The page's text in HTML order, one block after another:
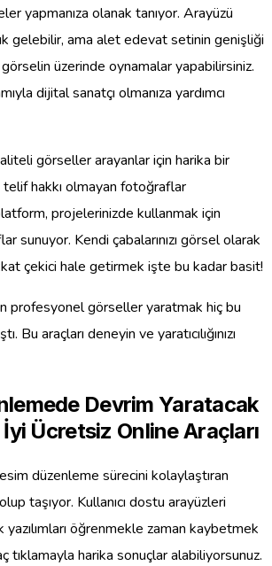
yapmanıza olanak tanıyor. Arayüzü
gelebilir, ama alet edevat setinin genişliği
üzerinde oynamalar yapabilirsiniz.
dijital sanatçı olmanıza yardımcı
görseller arayanlar için harika bir
hakkı olmayan fotoğraflar
projelerinizde kullanmak için
sunuyor. Kendi çabalarınızı görsel olarak
çekici hale getirmek işte bu kadar basit!
profesyonel görseller yaratmak hiç bu
Bu araçları deneyin ve yaratıcılığınızı
Devrim Yaratacak
İyi Ücretsiz Online Araçları
düzenleme sürecini kolaylaştıran
taşıyor. Kullanıcı dostu arayüzleri
yazılımları öğrenmekle zaman kaybetmek
tıklamayla harika sonuçlar alabiliyorsunuz.